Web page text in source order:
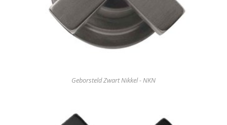
Geborsteld Zwart Nikkel - NKN